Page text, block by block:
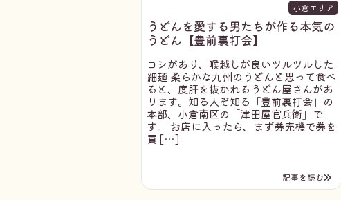
小倉エリア
うどんを愛する男たちが作る本気の
うどん【豊前裏打会】
コシがあり、喉越しが良いツルツルした
細麺 柔らかな九州のうどんと思って食べ
ると、度肝を抜かれるうどん屋さんがあ
ります。知る人ぞ知る「豊前裏打会」の
本部、小倉南区の「津田屋官兵衛」で
す。 お店に入ったら、まず券売機で券を
買 […]
記事を読む